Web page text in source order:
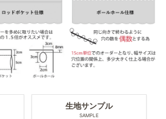
生地サンプル
SAMPLE